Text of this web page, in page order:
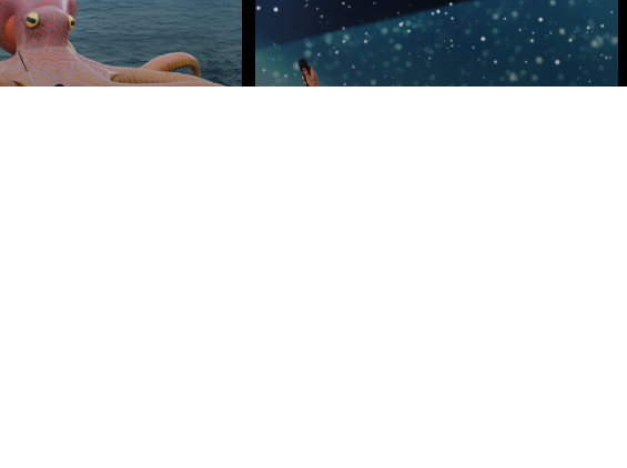
Options
de confidentialité, en garantissant la conformité avec les